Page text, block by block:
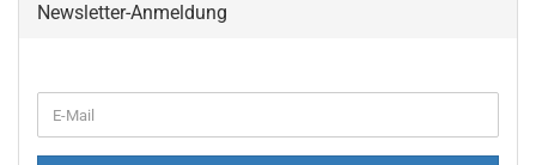
Newsletter-Anmeldung